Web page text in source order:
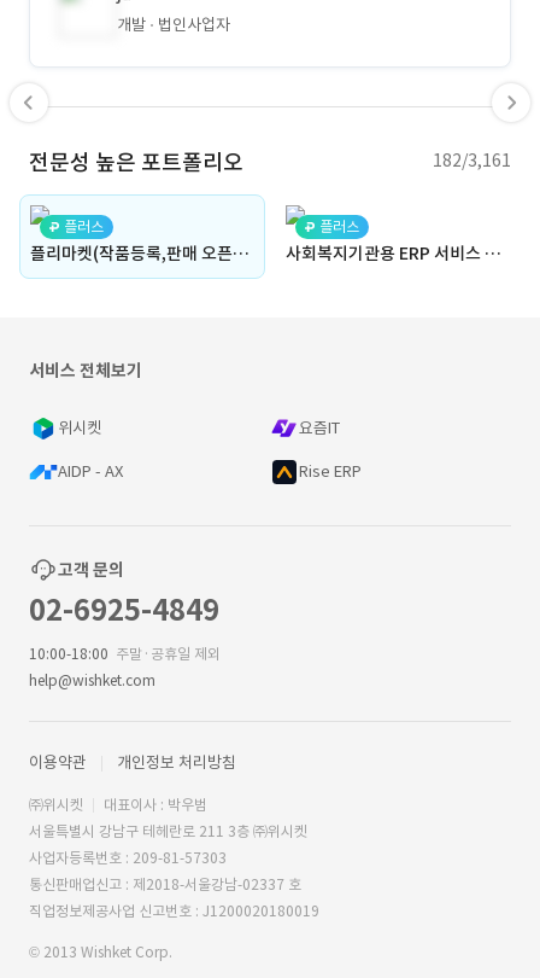
개발 법인사업자
전문성 높은 포트폴리오 182/3,161
플러스
플리마켓(작품등록,판매 오픈마켓 - 아이디어스, 23아트마켓과 유사)(예술품, 작가, 쇼핑몰, 입점몰, 입점사, 매출, 통계, 커뮤니티, 인플루언서, 굿즈, 정산, 판매자)
플러스
사회복지기관용 ERP 서비스 시스템
서비스 전체보기
위시켓 요즘IT
AIDP - AX Rise ERP
고객 문의
02-6925-4849
10:00-18:00 주말·공휴일 제외
help@wishket.com
이용약관 개인정보 처리방침
㈜위시켓
대표이사 : 박우범
서울특별시 강남구 테헤란로 211 3층 ㈜위시켓
사업자등록번호 : 209-81-57303
통신판매업신고 : 제2018-서울강남-02337 호
직업정보제공사업 신고번호 : J1200020180019
© 2013 Wishket Corp.